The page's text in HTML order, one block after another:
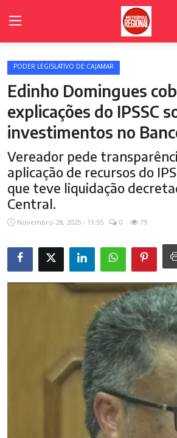
Home Page
Cidades
Fale Conosco
Polícia
Política
Poder Legislativo de Cajamar
PODER LEGISLATIVO DE CAJAMAR
Edinho Domingues
explicações do IPSSC
investimentos no
Vereador pede
aplicação de recursos do
que teve liquidação
Central.
Novembro 28, 2025 - 11:55 0 79